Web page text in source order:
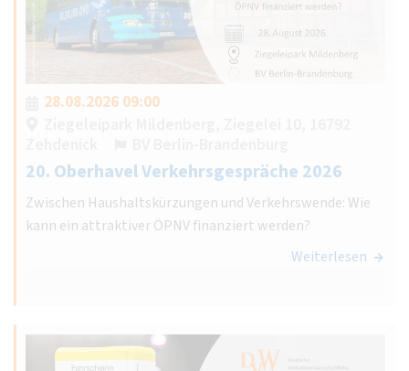
28.08.2026 09:00
20. Oberhavel Verkehrsgespräche 2026
Zwischen Haushaltskürzungen und Verkehrswende: Wie
kann ein attraktiver ÖPNV finanziert werden?
Weiterlesen